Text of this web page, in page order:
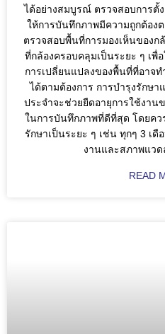
ได้อย่างสมบูรณ์ ตรวจสอบการตั้
ให้การบันทึกภาพมีความถูกต้อง
ตรวจสอบพื้นที่การมองเห็นของ
ที่กล้องครอบคลุมเป็นระยะ ๆ เพื่
การเปลี่ยนแปลงของพื้นที่ที่อาจ
ได้ตามต้องการ การบำรุงรักษา
ประจำจะช่วยยืดอายุการใช้งา
ในการบันทึกภาพที่ดีที่สุด โดยคว
รักษาเป็นระยะ ๆ เช่น ทุกๆ 3 เ
งานและสภาพแว
READ